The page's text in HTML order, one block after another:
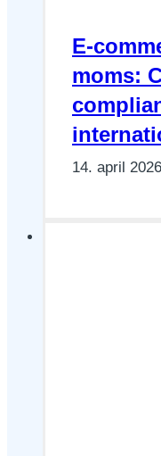
E-
moms:
14. april 2026